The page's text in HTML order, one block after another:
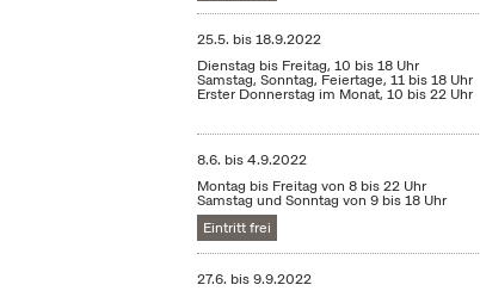
25.5. bis18.9.2022
Dienstag bis Freitag, 10 bis 18 Uhr
Samstag, Sonntag, Feiertage, 11 bis 18 Uhr
Erster Donnerstag im Monat, 10 bis 22 Uhr
8.6. bis4.9.2022
Montag bis Freitag von 8 bis 22 Uhr
Samstag und Sonntag von 9 bis 18 Uhr
Eintritt frei
27.6. bis9.9.2022